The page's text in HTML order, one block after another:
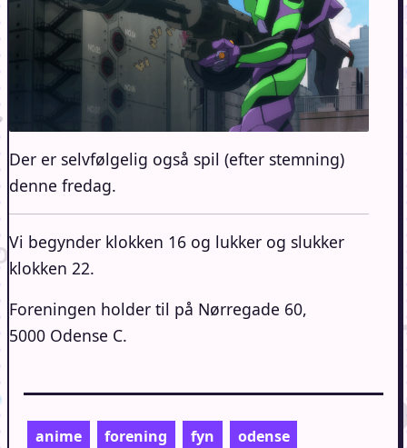
Der er selvfølgelig også spil (efter stemning)
denne fredag.
Vi begynder klokken 16 og lukker og slukker
klokken 22.
Foreningen holder til på Nørregade 60,
5000 Odense C.
anime forening fyn odense